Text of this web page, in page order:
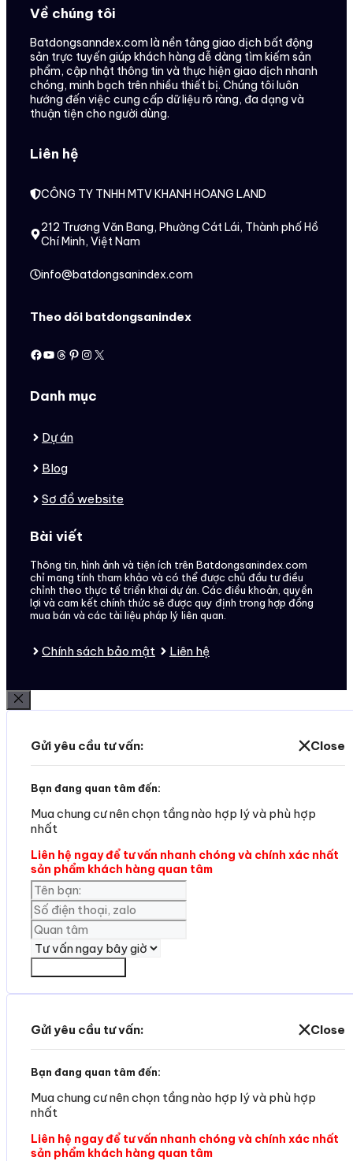
Về chúng tôi
Batdongsanndex.com là nền tảng giao dịch bất động
sản trực tuyến giúp khách hàng dễ dàng tìm kiếm sản
phẩm, cập nhật thông tin và thực hiện giao dịch nhanh
chóng, minh bạch trên nhiều thiết bị. Chúng tôi luôn
hướng đến việc cung cấp dữ liệu rõ ràng, đa dạng và
thuận tiện cho người dùng.
Liên hệ
CÔNG TY TNHH MTV KHANH HOANG LAND
212 Trương Văn Bang, Phường Cát Lái, Thành phố Hồ
Chí Minh, Việt Nam
info@batdongsanindex.com
Theo dõi batdongsanindex
Facebook
Youtube
Threads
Pinterest
Instagram
X
Danh mục
Dự án
Blog
Sơ đồ website
Bài viết
Thông tin, hình ảnh và tiện ích trên Batdongsanindex.com
chỉ mang tính tham khảo và có thể được chủ đầu tư điều
chỉnh theo thực tế triển khai dự án. Các điều khoản, quyền
lợi và cam kết chính thức sẽ được quy định trong hợp đồng
mua bán và các tài liệu pháp lý liên quan.
Chính sách bảo mật Liên hệ
Đóng
Gửi yêu cầu tư vấn: Close
Bạn đang quan tâm đến:
Mua chung cư nên chọn tầng nào hợp lý và phù hợp
nhất
Liên hệ ngay để tư vấn nhanh chóng và chính xác nhất
sản phẩm khách hàng quan tâm
Gửi yêu cầu tư vấn: Close
Bạn đang quan tâm đến:
Mua chung cư nên chọn tầng nào hợp lý và phù hợp
nhất
Liên hệ ngay để tư vấn nhanh chóng và chính xác nhất
sản phẩm khách hàng quan tâm